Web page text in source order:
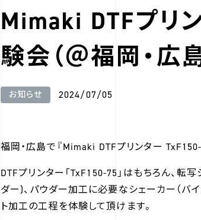
Mimaki DTFプリ
験会（＠福岡・広
お知らせ 2024/07/05
福岡・広島で『Mimaki DTFプリンター
DTFプリンター「TxF150-75」はもちろん、転
ダー)、パウダー加工に必要なシェーカー（バ
ト加工の工程を体験して頂けます。